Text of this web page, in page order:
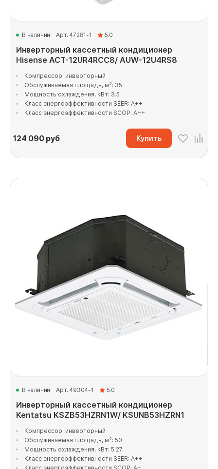
В наличии Арт. 47281-1 5.0
Инверторный кассетный кондиционер
Hisense ACT-12UR4RCC8/ AUW-12U4RS8
Компрессор: инверторный
Обслуживаемая площадь, м²: 35
Мощность охлаждения, кВт: 3.5
Класс энергоэффективности SEER: A++
Класс энергоэффективности SCOP: A++
124 090руб Купить
В наличии Арт. 49304-1 5.0
Инверторный кассетный кондиционер
Kentatsu KSZB53HZRN1W/ KSUNB53HZRN1
Компрессор: инверторный
Обслуживаемая площадь, м²: 50
Мощность охлаждения, кВт: 5.27
Класс энергоэффективности SEER: A++